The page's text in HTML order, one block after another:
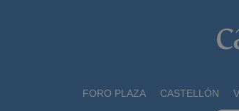
FORO PLAZA CASTELLÓN